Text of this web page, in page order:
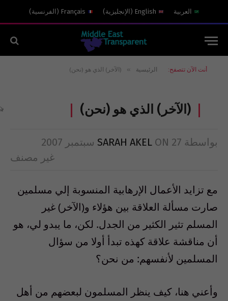
العربية English
( الإنجليزية)
Français
( الفرنسية)
أنت الآن تتصفح: الرئيسية » (الآخر) الذي هو (نحن)
(الآخر) الذي هو (نحن)
بواسطة SARAH AKEL ON 27 سبتمبر 2007
غير مصنف
مع تزايد الأعمال الإرهابية المنسوبة إلي مسلمين
صارت مسألة العلاقة بين هؤلاء و(الآخر) غير
المسلم تثير الكثير من الجدل. لكن، ما يبدو لي، هو
أن مناقشة علاقة كهذه تبدأ أولا من سؤال
المسلمين لأنفسهم: من نحن؟
وأعني هنا، كيف ينظر المسلمون لبعضهم من أهل